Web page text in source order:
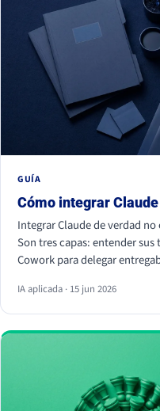
GUÍA
Cómo integrar
Integrar Claude de verdad
Son tres capas: entender
Cowork para delegar
para que trabaje con tus
vuestra forma de trabajar en
chat, está en los conectores
IA aplicada · 15 jun 2026